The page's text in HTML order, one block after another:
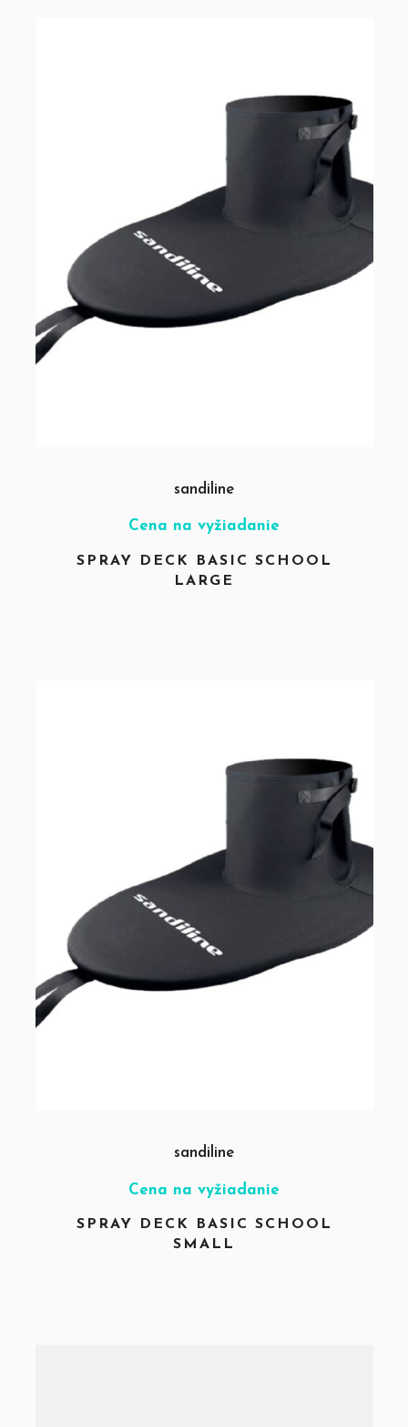
sandiline
Cena na vyžiadanie
SPRAY DECK BASIC SCHOOL
LARGE
sandiline
Cena na vyžiadanie
SPRAY DECK BASIC SCHOOL
SMALL